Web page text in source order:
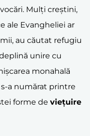
Mulți creștini,
ale Evangheliei ar
au căutat refugiu
unire cu
monahală
s-a numărat printre
forme de viețuire